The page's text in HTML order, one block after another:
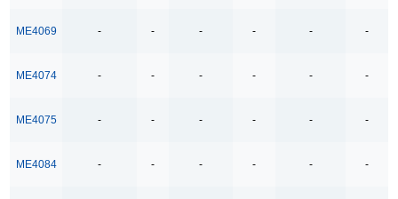
PFM
ME4069 - - - - - -
ME4074 - - - - - -
ME4075 - - - - - -
ME4084 - - - - - -